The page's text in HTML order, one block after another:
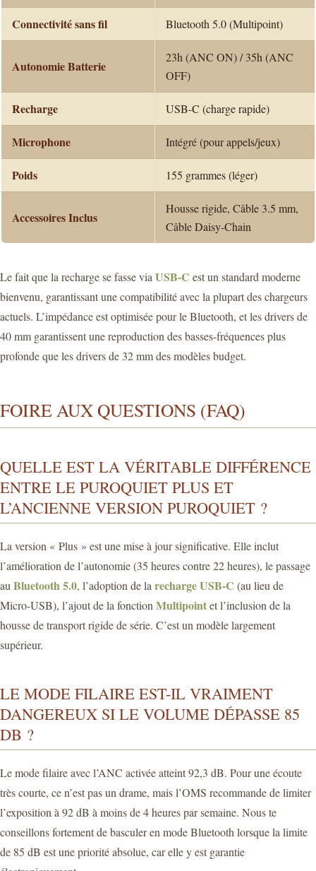
Connectivité sans fil Bluetooth 5.0 (Multipoint)
Autonomie Batterie
23h (ANC ON) / 35h (ANC
OFF)
Recharge USB-C (charge rapide)
Microphone Intégré (pour appels/jeux)
Poids 155 grammes (léger)
Accessoires Inclus
Housse rigide, Câble 3.5 mm,
Câble Daisy-Chain
Le fait que la recharge se fasse viaUSB-C est un standard moderne
bienvenu, garantissant une compatibilité avec la plupart des chargeurs
actuels. L’impédance est optimisée pour le Bluetooth, et les drivers de
40 mm garantissent une reproduction des basses-fréquences plus
profonde que les drivers de 32 mm des modèles budget.
FOIRE AUX QUESTIONS (FAQ)
QUELLE EST LA VÉRITABLE DIFFÉRENCE
ENTRE LE PUROQUIET PLUS ET
L’ANCIENNE VERSION PUROQUIET ?
La version « Plus » est une mise à jour significative. Elle inclut
l’amélioration de l’autonomie (35 heures contre 22 heures), le passage
au Bluetooth 5.0, l’adoption de la recharge USB-C (au lieu de
Micro-USB), l’ajout de la fonction Multipointet l’inclusion de la
housse de transport rigide de série. C’est un modèle largement
supérieur.
LE MODE FILAIRE EST-IL VRAIMENT
DANGEREUX SI LE VOLUME DÉPASSE 85
DB ?
Le mode filaire avec l’ANC activée atteint 92,3 dB. Pour une écoute
très courte, ce n’est pas un drame, mais l’OMS recommande de limiter
l’exposition à 92 dB à moins de 4 heures par semaine. Nous te
conseillons fortement de basculer en mode Bluetooth lorsque la limite
de 85 dB est une priorité absolue, car elle y est garantie